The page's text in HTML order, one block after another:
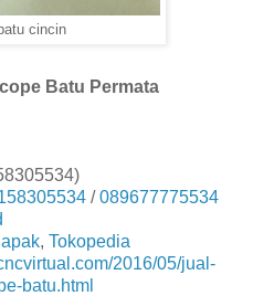
cincin
Batu Permata
/089677775534
, Tokopedia
2016/05/jual-
batu.html